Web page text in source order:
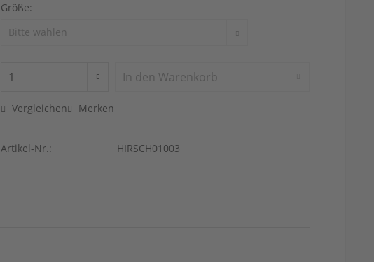
Größe:
In den Warenkorb
Vergleichen Merken
Artikel-Nr.: HIRSCH01003